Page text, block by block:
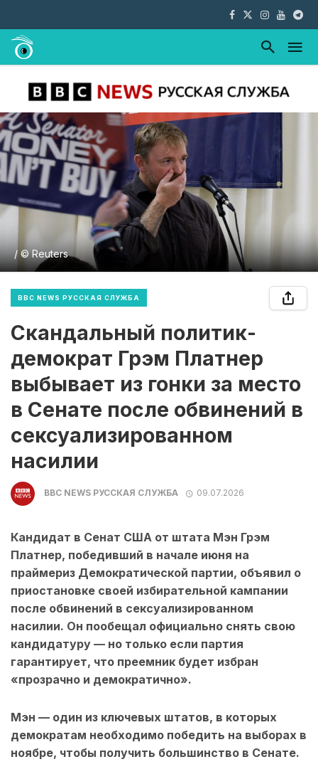
/ © Reuters
BBC NEWS РУССКАЯ СЛУЖБА
Скандальный политик-
демократ Грэм Платнер
выбывает из гонки за место
в Сенате после обвинений в
сексуализированном
насилии
BBC NEWS РУССКАЯ СЛУЖБА 09.07.2026
Кандидат в Сенат США от штата Мэн Грэм
Платнер, победивший в начале июня на
праймериз Демократической партии, объявил о
приостановке своей избирательной кампании
после обвинений в сексуализированном
насилии. Он пообещал официально снять свою
кандидатуру — но только если партия
гарантирует, что преемник будет избран
«прозрачно и демократично».
Мэн — один из ключевых штатов, в которых
демократам необходимо победить на выборах в
ноябре, чтобы получить большинство в Сенате.